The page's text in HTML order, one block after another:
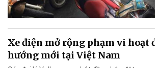
Xe điện mở rộng phạm vi hoạt
hướng mới tại Việt Nam